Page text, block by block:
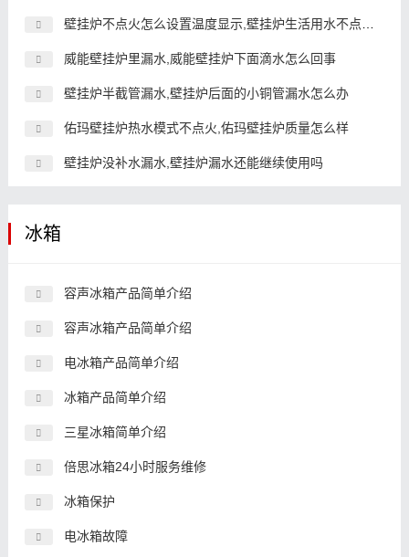
壁挂炉不点火怎么设置温度显示,壁挂炉生活用水不点火,但暖气
威能壁挂炉里漏水,威能壁挂炉下面滴水怎么回事
壁挂炉半截管漏水,壁挂炉后面的小铜管漏水怎么办
佑玛壁挂炉热水模式不点火,佑玛壁挂炉质量怎么样
壁挂炉没补水漏水,壁挂炉漏水还能继续使用吗
冰箱
容声冰箱产品简单介绍
容声冰箱产品简单介绍
电冰箱产品简单介绍
冰箱产品简单介绍
三星冰箱简单介绍
倍思冰箱24小时服务维修
冰箱保护
电冰箱故障